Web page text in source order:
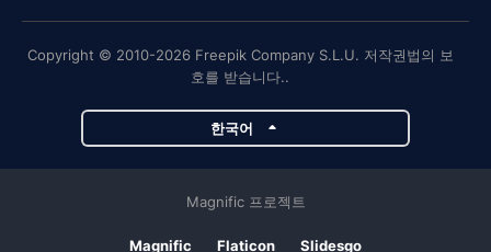
Copyright © 2010-2026 Freepik Company S.L.U. 저작권법의 보
호를 받습니다..
한국어
Magnific 프로젝트
Magnific Flaticon Slidesgo